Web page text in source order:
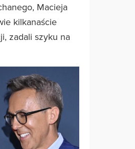
Macieja
kilkanaście
zadali szyku na